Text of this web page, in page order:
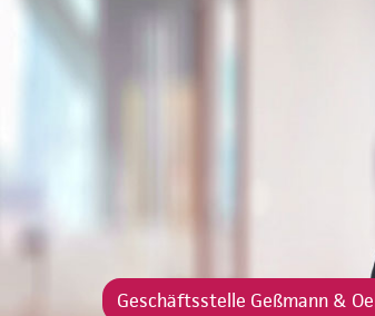
Geschäftsstelle Geßmann &